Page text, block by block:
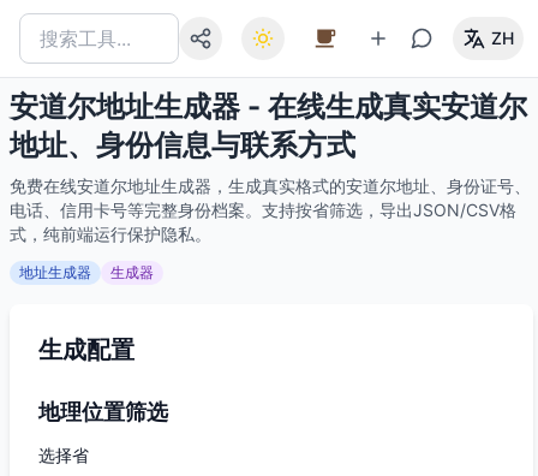
ZH
安道尔地址生成器 - 在线生成真实安道尔
地址、身份信息与联系方式
免费在线安道尔地址生成器，生成真实格式的安道尔地址、身份证号、
电话、信用卡号等完整身份档案。支持按省筛选，导出JSON/CSV格
式，纯前端运行保护隐私。
地址生成器 生成器
生成配置
地理位置筛选
选择省